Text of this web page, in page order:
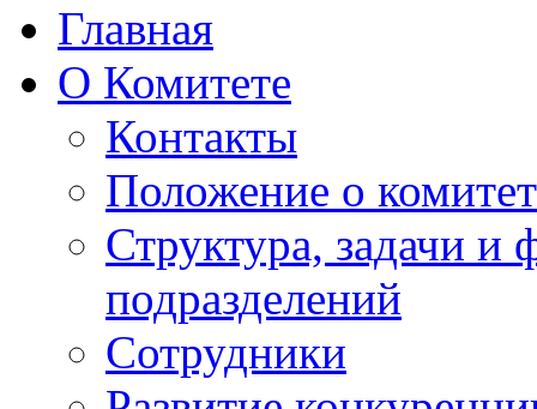
Главная
О Комитете
Контакты
Положение о
Структура, задачи и
подразделений
Сотрудники